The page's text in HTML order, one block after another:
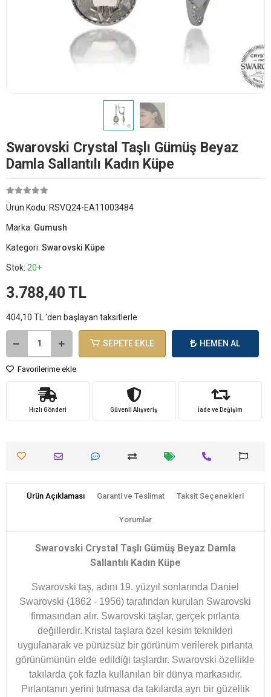
Swarovski Crystal Taşlı Gümüş Beyaz
Damla Sallantılı Kadın Küpe
Ürün Kodu: RSVQ24-EA11003484
Marka: Gumush
Kategori: Swarovski Küpe
Stok: 20+
3.788,40 TL
404,10 TL 'den başlayan taksitlerle
SEPETE EKLE HEMEN AL
Favorilerime ekle
Hızlı Gönderi Güvenli Alışveriş İade ve Değişim
Ürün Açıklaması Garanti ve Teslimat Taksit Seçenekleri
Yorumlar
Swarovski Crystal Taşlı Gümüş Beyaz Damla
Sallantılı Kadın Küpe
Swarovski taş, adını 19. yüzyıl sonlarında Daniel
Swarovski (1862 - 1956) tarafından kurulan Swarovski
firmasından alır. Swarovski taşlar, gerçek pırlanta
değillerdir. Kristal taşlara özel kesim teknikleri
uygulanarak ve pürüzsüz bir görünüm verilerek pırlanta
görünümünün elde edildiği taşlardır. Swarovski özellikle
takılarda çok fazla kullanılan bir dünya markasıdır.
Pırlantanın yerini tutmasa da takılarda ayrı bir güzellik